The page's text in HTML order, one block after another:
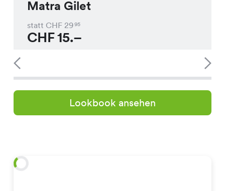
Matra Gilet
statt CHF 2995
CHF15.–
Lookbook ansehen